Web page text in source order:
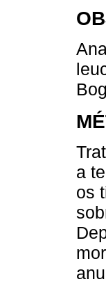
a
os